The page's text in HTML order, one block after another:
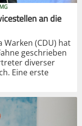
an die
(CDU) hat
geschrieben
diverser
Eine erste